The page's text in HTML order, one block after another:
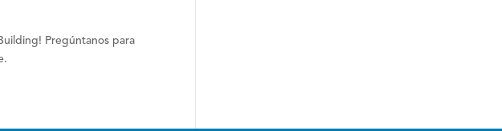
Pregúntanos para